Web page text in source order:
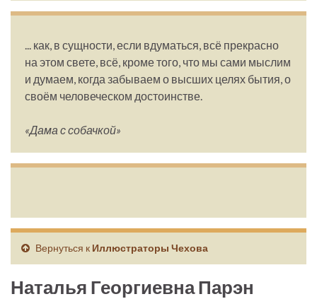
... как, в сущности, если вдуматься, всё прекрасно
на этом свете, всё, кроме того, что мы сами мыслим
и думаем, когда забываем о высших целях бытия, о
своём человеческом достоинстве.
«Дама с собачкой»
Вернуться к Иллюстраторы Чехова
Наталья Георгиевна Парэн